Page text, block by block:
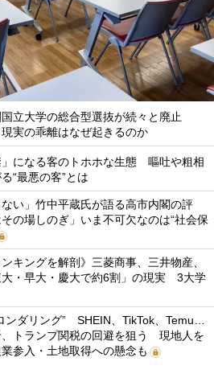
立大学の総合型選抜が続々と廃止
実の乖離はなぜ起きるのか
になる客のトホホな生態 嘔吐や粗相
“最悪の客”とは
ない」竹中平蔵氏が語る高市内閣の評
の場しのぎ」いま不可欠なのは“社会保
キングを解剖》三菱商事、三井物産、
・早大・慶大で約6割」の現実 3大学
ンダリング” SHEIN、TikTok、Temu…
トランプ関税の回避を狙う 現地人を
参入・土地取得への懸念も